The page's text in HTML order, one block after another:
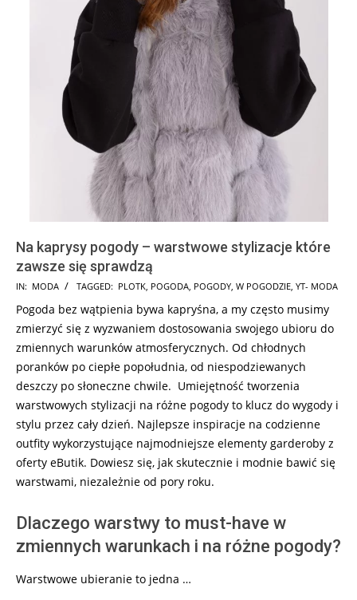
Na kaprysy pogody – warstwowe stylizacje które
zawsze się sprawdzą
2024-
12-
23
IN: MODA TAGGED: PLOTK POGODA POGODY W POGODZIE YT- MODA
Pogoda bez wątpienia bywa kapryśna, a my często musimy
zmierzyć się z wyzwaniem dostosowania swojego ubioru do
zmiennych warunków atmosferycznych. Od chłodnych
poranków po ciepłe popołudnia, od niespodziewanych
deszczy po słoneczne chwile. Umiejętność tworzenia
warstwowych stylizacji na różne pogody to klucz do wygody i
stylu przez cały dzień. Najlepsze inspiracje na codzienne
outfity wykorzystujące najmodniejsze elementy garderoby z
oferty eButik. Dowiesz się, jak skutecznie i modnie bawić się
warstwami, niezależnie od pory roku.
Dlaczego warstwy to must-have w
zmiennych warunkach i na różne pogody?
Warstwowe ubieranie to jedna …